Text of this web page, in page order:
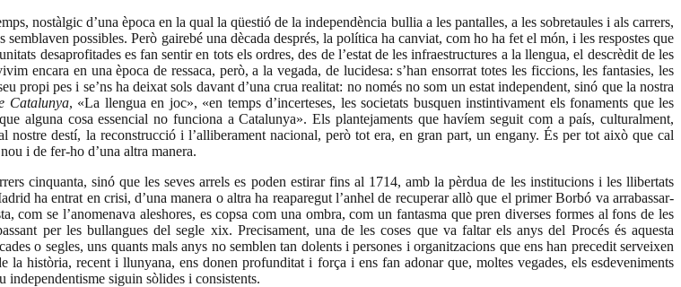
nostàlgic d’una època en la qual la qüestió de la independència bullia a les pantalles, a les sobretaules i als carrers,
possibles. Però gairebé una dècada després, la política ha canviat, com ho ha fet el món, i les respostes que
desaprofitades es fan sentir en tots els ordres, des de l’estat de les infraestructures a la llengua, el descrèdit de les
encara en una època de ressaca, però, a la vegada, de lucidesa: s’han ensorrat totes les ficcions, les fantasies, les
propi pes i se’ns ha deixat sols davant d’una crua realitat: no només no som un estat independent, sinó que la nostra
Catalunya, «La llengua en joc», «en temps d’incerteses, les societats busquen instintivament els fonaments que les
alguna cosa essencial no funciona a Catalunya». Els plantejaments que havíem seguit com a país, culturalment,
destí, la reconstrucció i l’alliberament nacional, però tot era, en gran part, un engany. És per tot això que cal
i de fer-ho d’una altra manera.
cinquanta, sinó que les seves arrels es poden estirar fins al 1714, amb la pèrdua de les institucions i les llibertats
ha entrat en crisi, d’una manera o altra ha reaparegut l’anhel de recuperar allò que el primer Borbó va arrabassar-
se l’anomenava aleshores, es copsa com una ombra, com un fantasma que pren diverses formes al fons de les
per les bullangues del segle xix. Precisament, una de les coses que va faltar els anys del Procés és aquesta
o segles, uns quants mals anys no semblen tan dolents i persones i organitzacions que ens han precedit serveixen
història, recent i llunyana, ens donen profunditat i força i ens fan adonar que, moltes vegades, els esdeveniments
independentisme siguin sòlides i consistents.